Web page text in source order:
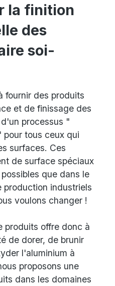
la finition
des
soi-
fournir des produits
et de finissage des
processus "
tous ceux qui
surfaces. Ces
de surface spéciaux
que dans le
production industriels
voulons changer !
produits offre donc à
de dorer, de brunir
l'aluminium à
proposons une
dans les domaines